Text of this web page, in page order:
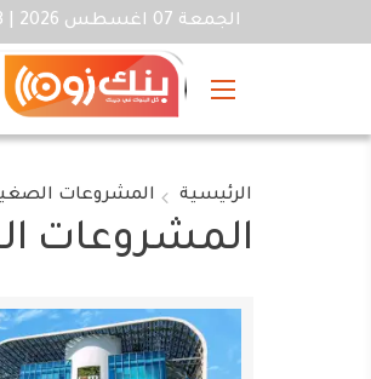
الجمعة 07 اغسطس 2026 | 03:48 مساءً
الرئيسية المشروعات
المشروعات